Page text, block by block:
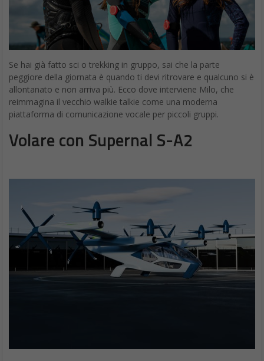
Se hai già fatto sci o trekking in gruppo, sai che la parte
peggiore della giornata è quando ti devi ritrovare e qualcuno si è
allontanato e non arriva più. Ecco dove interviene Milo, che
reimmagina il vecchio walkie talkie come una moderna
piattaforma di comunicazione vocale per piccoli gruppi.
Volare con Supernal S-A2